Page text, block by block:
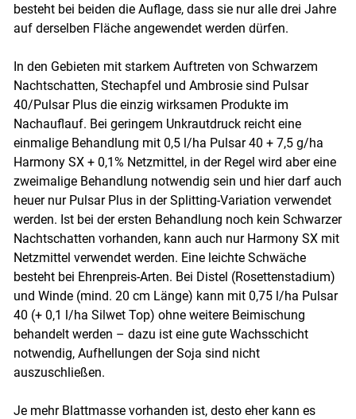
besteht bei beiden die Auflage, dass sie nur alle drei Jahre
auf derselben Fläche angewendet werden dürfen.
In den Gebieten mit starkem Auftreten von Schwarzem
Nachtschatten, Stechapfel und Ambrosie sind Pulsar
40/Pulsar Plus die einzig wirksamen Produkte im
Nachauflauf. Bei geringem Unkrautdruck reicht eine
einmalige Behandlung mit 0,5 l/ha Pulsar 40 + 7,5 g/ha
Harmony SX + 0,1% Netzmittel, in der Regel wird aber eine
zweimalige Behandlung notwendig sein und hier darf auch
heuer nur Pulsar Plus in der Splitting-Variation verwendet
werden. Ist bei der ersten Behandlung noch kein Schwarzer
Nachtschatten vorhanden, kann auch nur Harmony SX mit
Netzmittel verwendet werden. Eine leichte Schwäche
besteht bei Ehrenpreis-Arten. Bei Distel (Rosettenstadium)
und Winde (mind. 20 cm Länge) kann mit 0,75 l/ha Pulsar
40 (+ 0,1 l/ha Silwet Top) ohne weitere Beimischung
behandelt werden – dazu ist eine gute Wachsschicht
notwendig, Aufhellungen der Soja sind nicht
auszuschließen.
Je mehr Blattmasse vorhanden ist, desto eher kann es